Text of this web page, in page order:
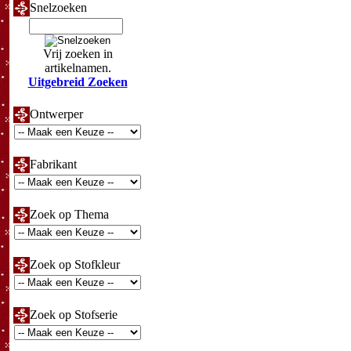
Snelzoeken
Vrij zoeken in
artikelnamen.
Uitgebreid Zoeken
Ontwerper
Fabrikant
Zoek op Thema
Zoek op Stofkleur
Zoek op Stofserie